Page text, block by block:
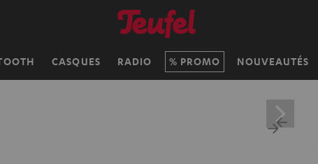
CASQUES RADIO PROMO NOUVEAUTÉS